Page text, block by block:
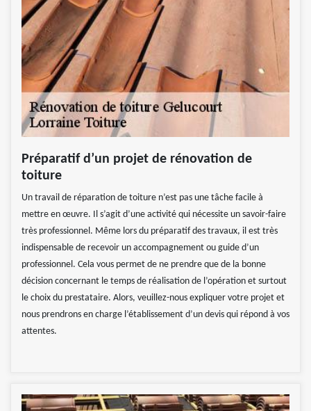
Préparatif d’un projet de rénovation de
toiture
Un travail de réparation de toiture n’est pas une tâche facile à
mettre en œuvre. Il s’agit d’une activité qui nécessite un savoir-faire
très professionnel. Même lors du préparatif des travaux, il est très
indispensable de recevoir un accompagnement ou guide d’un
professionnel. Cela vous permet de ne prendre que de la bonne
décision concernant le temps de réalisation de l’opération et surtout
le choix du prestataire. Alors, veuillez-nous expliquer votre projet et
nous prendrons en charge l’établissement d’un devis qui répond à vos
attentes.